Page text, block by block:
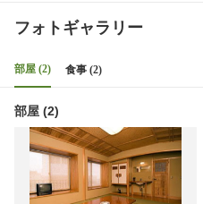
フォトギャラリー
部屋 (2) 食事 (2)
部屋 (2)